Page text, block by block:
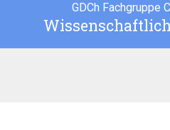
GDCh Fachgruppe